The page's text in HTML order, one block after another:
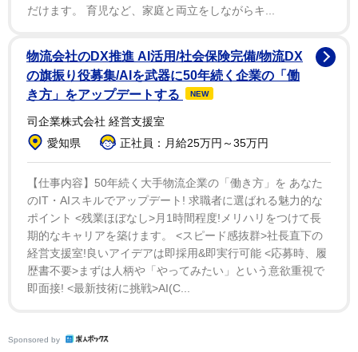
You Badly」のプロモーション中だった。
だけます。 育児など、家庭と両立をしながらキ...
物流会社のDX推進 AI活用/社会保険完備/物流DX
の旗振り役募集/AIを武器に50年続く企業の「働
き方」をアップデートする
NEW
司企業株式会社 経営支援室
愛知県
正社員：月給25万円～35万円
【仕事内容】50年続く大手物流企業の「働き方」を あなた
のIT・AIスキルでアップデート! 求職者に選ばれる魅力的な
ポイント <残業ほぼなし>月1時間程度!メリハリをつけて長
期的なキャリアを築けます。 <スピード感抜群>社長直下の
経営支援室!良いアイデアは即採用&即実行可能 <応募時、履
歴書不要>まずは人柄や「やってみたい」という意欲重視で
即面接! <最新技術に挑戦>AI(C...
Sponsored by